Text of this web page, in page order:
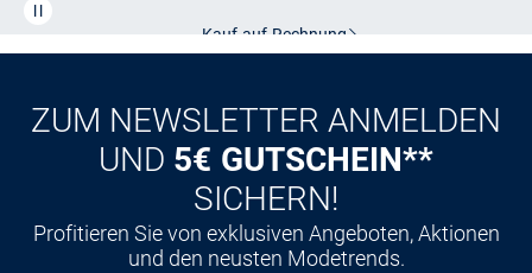
Kauf aufRechnung
ZUM NEWSLETTER ANMELDEN
UND 5€ GUTSCHEIN**
SICHERN!
Profitieren Sie von exklusiven Angeboten, Aktionen
und den neusten Modetrends.